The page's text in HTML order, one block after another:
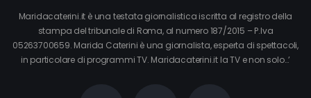
Maridacaterini.it è una testata giornalistica iscritta al registro della
stampa del tribunale di Roma, al numero 187/2015 – P.Iva
05263700659. Marida Caterini è una giornalista, esperta di spettacoli,
in particolare di programmi TV. Maridacaterini.it la TV e non solo…’